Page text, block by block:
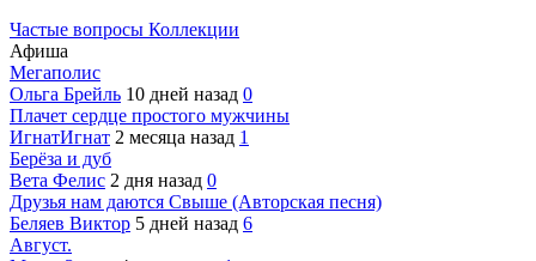
Частые вопросы Коллекции
Афиша
Мегаполис
Ольга Брейль 10 дней назад 0
Плачет сердце простого мужчины
ИгнатИгнат 2 месяца назад 1
Берёза и дуб
Вета Фелис 2 дня назад 0
Друзья нам даются Свыше (Авторская песня)
Беляев Виктор 5 дней назад 6
Август.